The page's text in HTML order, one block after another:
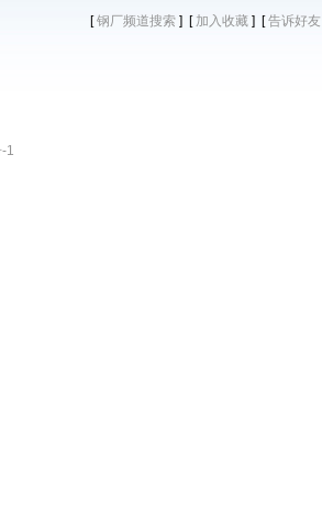
[钢厂频道搜索 ] [ 加入收藏 ] [告诉好友
1